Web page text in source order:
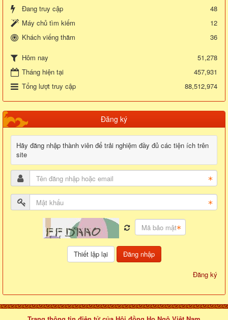
Đang truy cập
48
Máy chủ tìm kiếm
12
Khách viếng thăm
36
Hôm nay
51,278
Tháng hiện tại
457,931
Tổng lượt truy cập
88,512,974
Đăng ký
Hãy đăng nhập thành viên để trải nghiệm đầy đủ các tiện ích trên
site
Đăng nhập
Đăng ký